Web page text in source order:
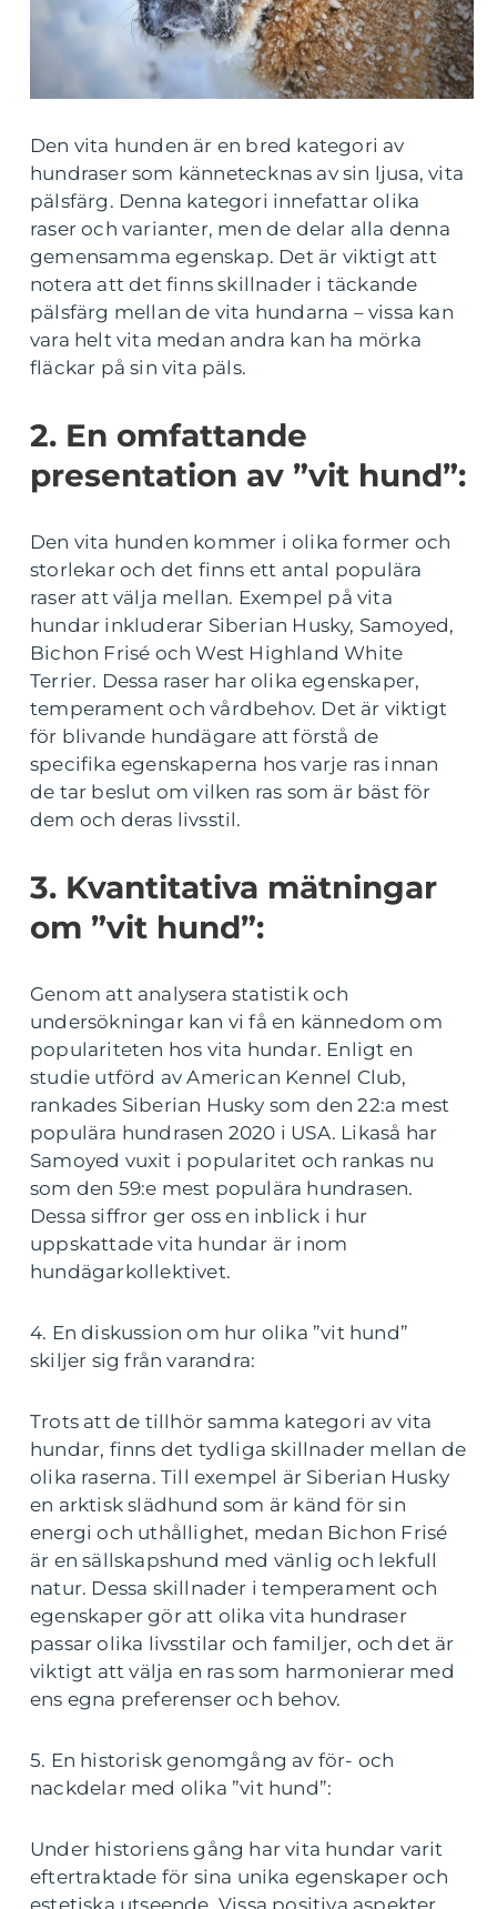
Den vita hunden är en bred kategori av
hundraser som kännetecknas av sin ljusa, vita
pälsfärg. Denna kategori innefattar olika
raser och varianter, men de delar alla denna
gemensamma egenskap. Det är viktigt att
notera att det finns skillnader i täckande
pälsfärg mellan de vita hundarna – vissa kan
vara helt vita medan andra kan ha mörka
fläckar på sin vita päls.
2. En omfattande
presentation av ”vit hund”:
Den vita hunden kommer i olika former och
storlekar och det finns ett antal populära
raser att välja mellan. Exempel på vita
hundar inkluderar Siberian Husky, Samoyed,
Bichon Frisé och West Highland White
Terrier. Dessa raser har olika egenskaper,
temperament och vårdbehov. Det är viktigt
för blivande hundägare att förstå de
specifika egenskaperna hos varje ras innan
de tar beslut om vilken ras som är bäst för
dem och deras livsstil.
3. Kvantitativa mätningar
om ”vit hund”:
Genom att analysera statistik och
undersökningar kan vi få en kännedom om
populariteten hos vita hundar. Enligt en
studie utförd av American Kennel Club,
rankades Siberian Husky som den 22:a mest
populära hundrasen 2020 i USA. Likaså har
Samoyed vuxit i popularitet och rankas nu
som den 59:e mest populära hundrasen.
Dessa siffror ger oss en inblick i hur
uppskattade vita hundar är inom
hundägarkollektivet.
4. En diskussion om hur olika ”vit hund”
skiljer sig från varandra:
Trots att de tillhör samma kategori av vita
hundar, finns det tydliga skillnader mellan de
olika raserna. Till exempel är Siberian Husky
en arktisk slädhund som är känd för sin
energi och uthållighet, medan Bichon Frisé
är en sällskapshund med vänlig och lekfull
natur. Dessa skillnader i temperament och
egenskaper gör att olika vita hundraser
passar olika livsstilar och familjer, och det är
viktigt att välja en ras som harmonierar med
ens egna preferenser och behov.
5. En historisk genomgång av för- och
nackdelar med olika ”vit hund”:
Under historiens gång har vita hundar varit
eftertraktade för sina unika egenskaper och